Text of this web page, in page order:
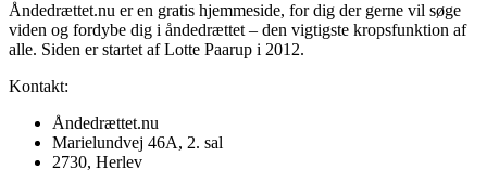
Åndedrættet.nu er en gratis hjemmeside, for dig der gerne vil søge
viden og fordybe dig i åndedrættet – den vigtigste kropsfunktion af
alle. Siden er startet af Lotte Paarup i 2012.
Kontakt:
Åndedrættet.nu
Marielundvej 46A, 2. sal
2730, Herlev